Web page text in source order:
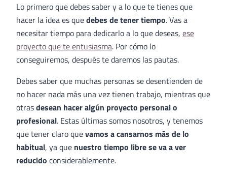
Lo primero que debes saber y a lo que te tienes que
hacer la idea es quedebes de tener tiempo. Vas a
necesitar tiempo para dedicarlo a lo que deseas, ese
proyecto que te entusiasma. Por cómo lo
conseguiremos, después te daremos las pautas.
Debes saber que muchas personas se desentienden de
no hacer nada más una vez tienen trabajo, mientras que
otrasdesean hacer algún proyecto personal o
profesional. Estas últimas somos nosotros, y tenemos
que tener claro quevamos a cansarnos más de lo
habitual, ya que nuestro tiempo libre se va a ver
reducido considerablemente.